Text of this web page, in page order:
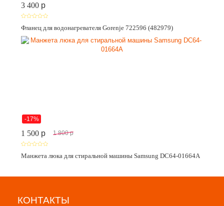
3 400 p
Фланец для водонагревателя Gorenje 722596 (482979)
-17%
1 500 p 1 800 p
Манжета люка для стиральной машины Samsung DC64-01664A
КОНТАКТЫ